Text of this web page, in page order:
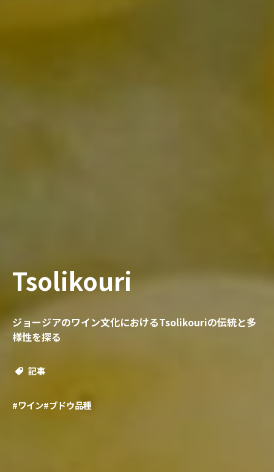
Tsolikouri
ジョージアのワイン文化におけるTsolikouriの伝統と多
様性を探る
記事
#ワイン#ブドウ品種